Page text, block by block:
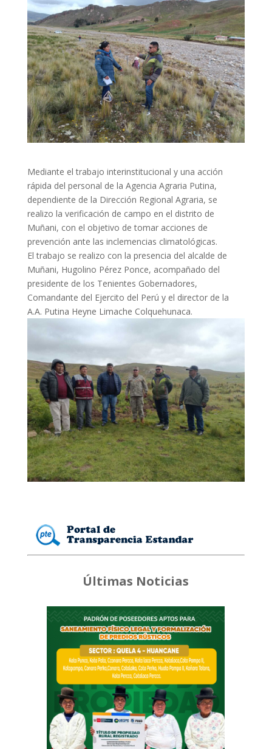
Mediante el trabajo interinstitucional y una acción
rápida del personal de la Agencia Agraria Putina,
dependiente de la Dirección Regional Agraria, se
realizo la verificación de campo en el distrito de
Muñani, con el objetivo de tomar acciones de
prevención ante las inclemencias climatológicas.
El trabajo se realizo con la presencia del alcalde de
Muñani, Hugolino Pérez Ponce, acompañado del
presidente de los Tenientes Gobernadores,
Comandante del Ejercito del Perú y el director de la
A.A. Putina Heyne Limache Colquehunaca.
Últimas Noticias